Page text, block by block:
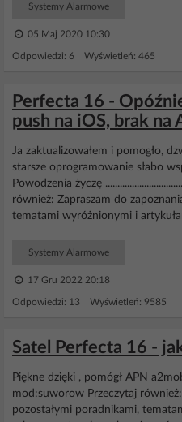
Systemy Alarmowe
05 Maj 2020 10:30
Odpowiedzi: 6 Wyświetleń: 465
Perfecta 16 -
push na iOS, brak na
Ja zaktualizowałem i pomogło,
starsze oprogramowanie słabo
Powodzenia życzę
również: Zapraszam do
tematami wyróżnionymi i
Systemy Alarmowe
17 Gru 2022 20:18
Odpowiedzi: 13 Wyświetleń: 9585
Satel Perfecta 16 -
Piękne dzięki , pomógł APN
mod:suworow Przeczytaj
pozostałymi poradnikami,